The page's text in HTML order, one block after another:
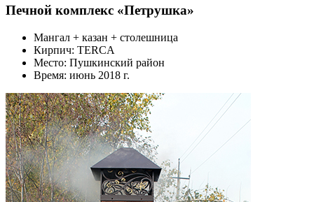
Печной комплекс «Петрушка»
Мангал + казан + столешница
Кирпич: TERCA
Место: Пушкинский район
Время: июнь 2018 г.